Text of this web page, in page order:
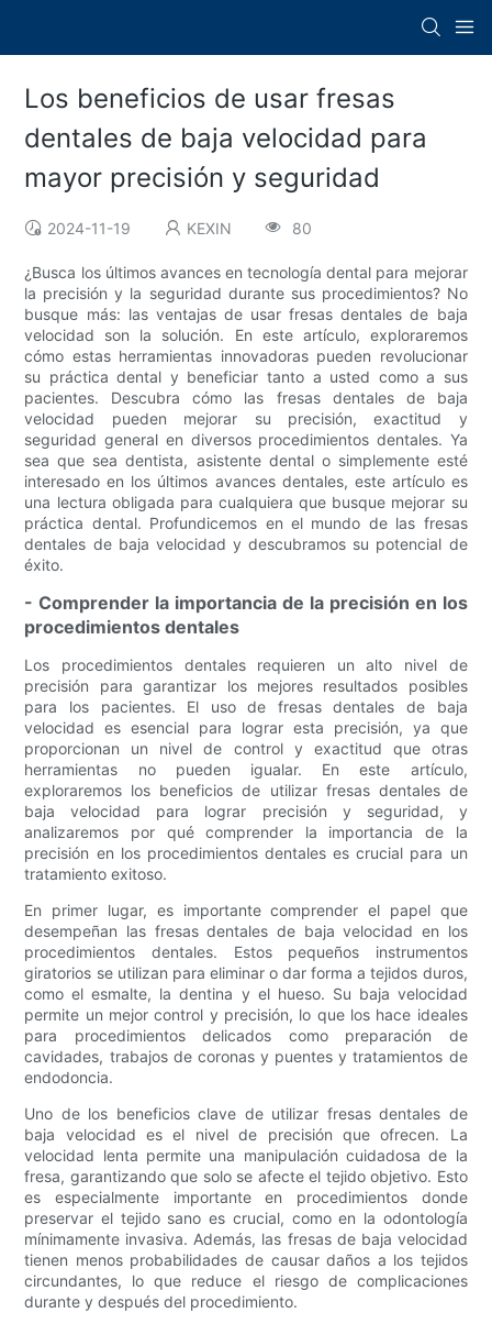
Los beneficios de usar fresas
dentales de baja velocidad para
mayor precisión y seguridad
2024-11-19 KEXIN 80
¿Busca los últimos avances en tecnología dental para mejorar
la precisión y la seguridad durante sus procedimientos? No
busque más: las ventajas de usar fresas dentales de baja
velocidad son la solución. En este artículo, exploraremos
cómo estas herramientas innovadoras pueden revolucionar
su práctica dental y beneficiar tanto a usted como a sus
pacientes. Descubra cómo las fresas dentales de baja
velocidad pueden mejorar su precisión, exactitud y
seguridad general en diversos procedimientos dentales. Ya
sea que sea dentista, asistente dental o simplemente esté
interesado en los últimos avances dentales, este artículo es
una lectura obligada para cualquiera que busque mejorar su
práctica dental. Profundicemos en el mundo de las fresas
dentales de baja velocidad y descubramos su potencial de
éxito.
- Comprender la importancia de la precisión en los
procedimientos dentales
Los procedimientos dentales requieren un alto nivel de
precisión para garantizar los mejores resultados posibles
para los pacientes. El uso de fresas dentales de baja
velocidad es esencial para lograr esta precisión, ya que
proporcionan un nivel de control y exactitud que otras
herramientas no pueden igualar. En este artículo,
exploraremos los beneficios de utilizar fresas dentales de
baja velocidad para lograr precisión y seguridad, y
analizaremos por qué comprender la importancia de la
precisión en los procedimientos dentales es crucial para un
tratamiento exitoso.
En primer lugar, es importante comprender el papel que
desempeñan las fresas dentales de baja velocidad en los
procedimientos dentales. Estos pequeños instrumentos
giratorios se utilizan para eliminar o dar forma a tejidos duros,
como el esmalte, la dentina y el hueso. Su baja velocidad
permite un mejor control y precisión, lo que los hace ideales
para procedimientos delicados como preparación de
cavidades, trabajos de coronas y puentes y tratamientos de
endodoncia.
Uno de los beneficios clave de utilizar fresas dentales de
baja velocidad es el nivel de precisión que ofrecen. La
velocidad lenta permite una manipulación cuidadosa de la
fresa, garantizando que solo se afecte el tejido objetivo. Esto
es especialmente importante en procedimientos donde
preservar el tejido sano es crucial, como en la odontología
mínimamente invasiva. Además, las fresas de baja velocidad
tienen menos probabilidades de causar daños a los tejidos
circundantes, lo que reduce el riesgo de complicaciones
durante y después del procedimiento.